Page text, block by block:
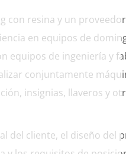
con resina y un
en equipos de
equipos de ingeniería y
conjuntamente
insignias, llaveros y
del cliente, el diseño del